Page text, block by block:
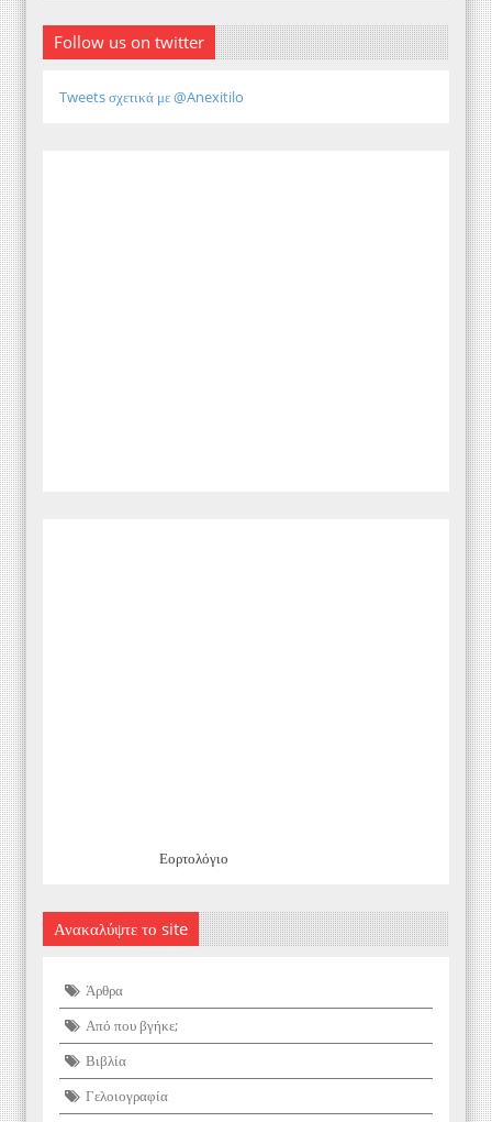
Follow us on twitter
Tweets σχετικά με @Anexitilo
Εορτολόγιο
Ανακαλύψτε το site
Άρθρα
Από που βγήκε;
Βιβλία
Γελοιογραφία